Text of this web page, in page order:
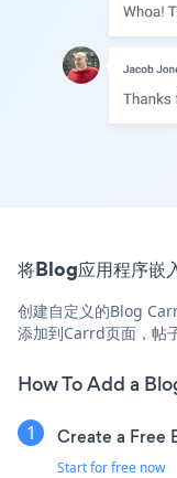
将Blog应用程序嵌
创建自定义的Blog
添加到Carrd页面，帖
How To Add a
Create a Free
Start for free now